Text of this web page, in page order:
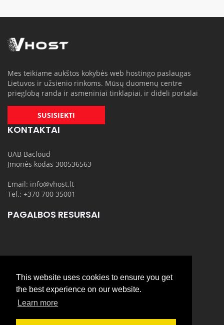
This website uses cookies to ensure you get
the best experience on our website.
Learn more
Mes teikiame aukštos kokybės web hostingo paslaugas
Lietuvos ir užsienio rinkoms. Mūsų duomenų centre
prieglobą randa ir asmeniniai tinklapiai, ir dideli portalai
SUSISIEKTI
KONTAKTAI
UAB Bacloud
Įmonės kodas 300536563
Email: info@vhost.lt
Tel.: +370 700 35001
PAGALBOS RESURSAI
DOMENAI
PASLAUGOS